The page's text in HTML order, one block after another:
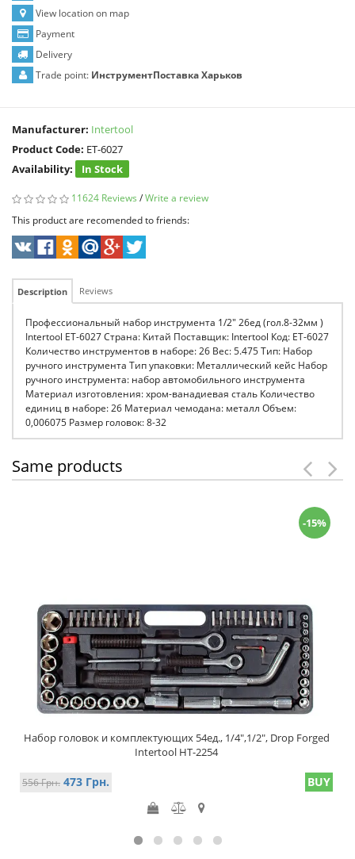
View location on map
Payment
Delivery
Trade point: ИнструментПоставка Харьков
Manufacturer: Intertool
Product Code: ET-6027
Availability:
In Stock
11624 Reviews /Write a review
This product are recomended to friends:
Description Reviews
Профессиональный набор инструмента 1/2" 26ед (гол.8-32мм )
Intertool ET-6027 Страна: Китай Поставщик: Intertool Код: ET-6027
Количество инструментов в наборе: 26 Вес: 5.475 Тип: Набор
ручного инструмента Тип упаковки: Металлический кейс Набор
ручного инструмента: набор автомобильного инструмента
Материал изготовления: хром-ванадиевая сталь Количество
единиц в наборе: 26 Материал чемодана: металл Объем:
0,006075 Размер головок: 8-32
Same products
Набор головок и комплектующих 54ед., 1/4",1/2", Drop Forged
Intertool HT-2254
556 Грн. 473 Грн.
-15%
BUY